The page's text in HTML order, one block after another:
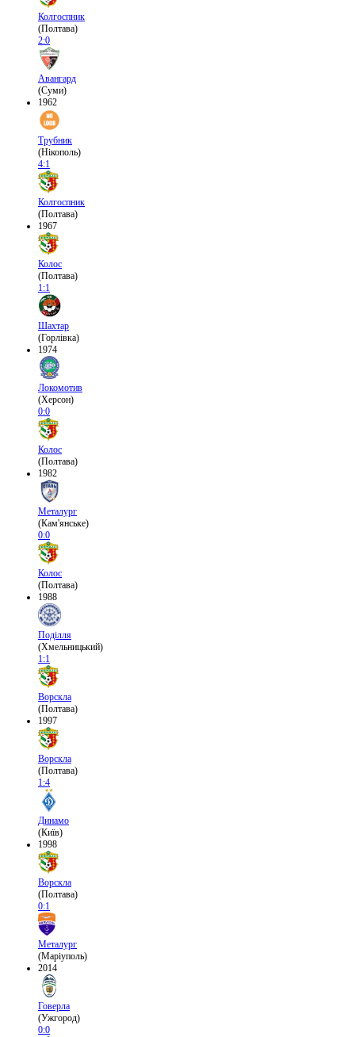
Колгоспник
(Полтава)
2:0
Авангард
(Суми)
1962
Трубник
(Нікополь)
4:1
Колгоспник
(Полтава)
1967
Колос
(Полтава)
1:1
Шахтар
(Горлівка)
1974
Локомотив
(Херсон)
0:0
Колос
(Полтава)
1982
Металург
(Кам'янське)
0:0
Колос
(Полтава)
1988
Поділля
(Хмельницький)
1:1
Ворскла
(Полтава)
1997
Ворскла
(Полтава)
1:4
Динамо
(Київ)
1998
Ворскла
(Полтава)
0:1
Металург
(Маріуполь)
2014
Говерла
(Ужгород)
0:0